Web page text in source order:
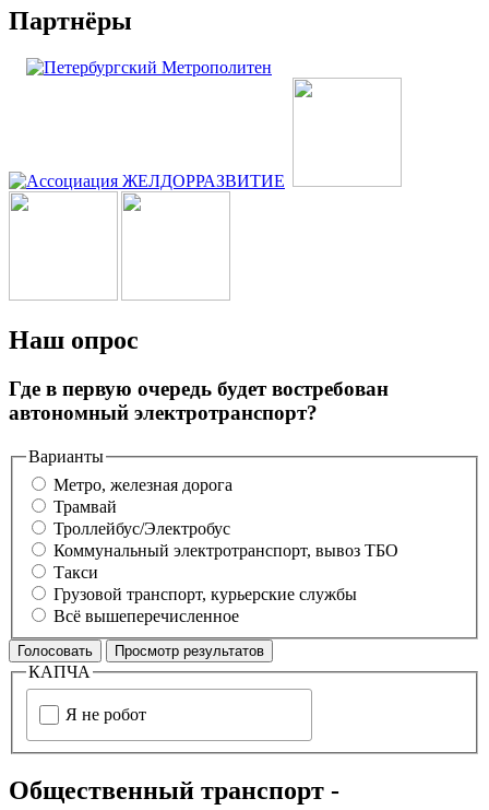
Партнёры
Наш опрос
Где в первую очередь будет востребован
автономный электротранспорт?
Варианты
Метро, железная дорога
Трамвай
Троллейбус/Электробус
Коммунальный электротранспорт, вывоз ТБО
Такси
Грузовой транспорт, курьерские службы
Всё вышеперечисленное
КАПЧА
Я не робот
Общественный транспорт -